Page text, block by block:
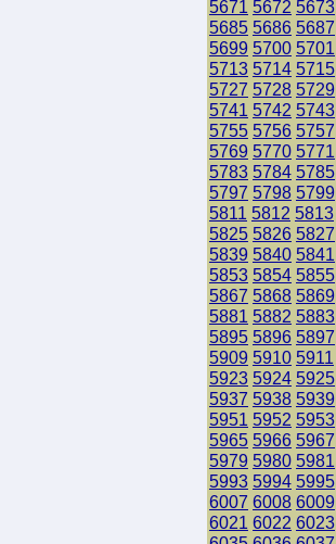
5671 5672 5673
5685 5686 5687
5699 5700 5701
5713 5714 5715
5727 5728 5729
5741 5742 5743
5755 5756 5757
5769 5770 5771
5783 5784 5785
5797 5798 5799
5811 5812 5813
5825 5826 5827
5839 5840 5841
5853 5854 5855
5867 5868 5869
5881 5882 5883
5895 5896 5897
5909 5910 5911
5923 5924 5925
5937 5938 5939
5951 5952 5953
5965 5966 5967
5979 5980 5981
5993 5994 5995
6007 6008 6009
6021 6022 6023